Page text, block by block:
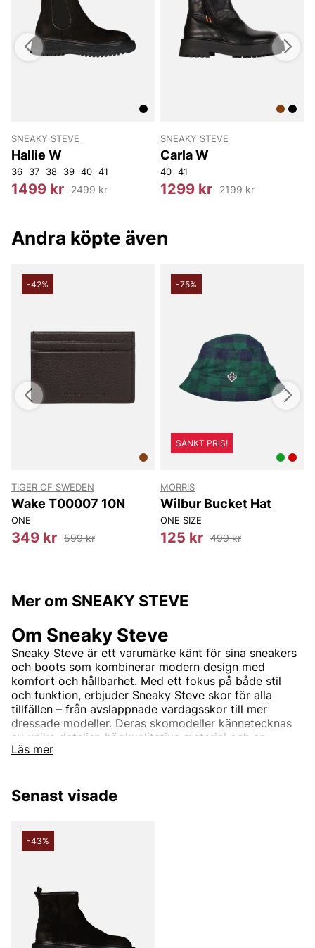
43 45
SNEAKY STEVE
Hallie W
36 37 38 39 40 41
1499 kr 2499 kr
SNEAKY STEVE
Carla W
40 41
1299 kr 2199 kr
Andra köpte även
-42%
TIGER OF SWEDEN
Wake T00007 10N
ONE
349 kr 599 kr
-75%
SÄNKT PRIS!
MORRIS
Wilbur Bucket Hat
ONE SIZE
125 kr 499 kr
Mer om SNEAKY STEVE
Läs mer
Om Sneaky Steve
Sneaky Steve är ett varumärke känt för sina sneakers
och boots som kombinerar modern design med
komfort och hållbarhet. Med ett fokus på både stil
och funktion, erbjuder Sneaky Steve skor för alla
tillfällen – från avslappnade vardagsskor till mer
dressade modeller. Deras skomodeller kännetecknas
av unika detaljer, högkvalitativa material och en
trendig look som passar både unga och vuxna.
till 80% rabatt.
Senast visade
-43%